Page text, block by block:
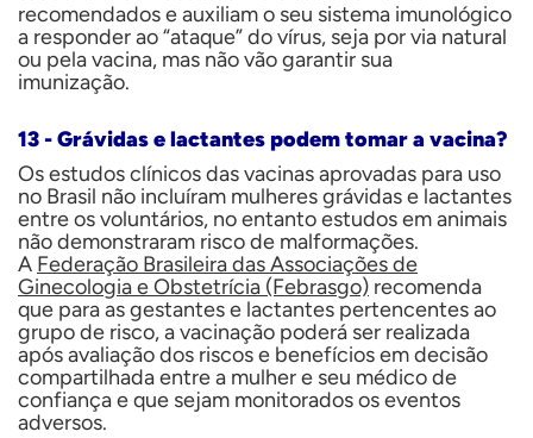
recomendados e auxiliam o seu sistema imunológico
a responder ao “ataque” do vírus, seja por via natural
ou pela vacina, mas não vão garantir sua
imunização.
13 - Grávidas e lactantes podem tomar a vacina?
Os estudos clínicos das vacinas aprovadas para uso
no Brasil não incluíram mulheres grávidas e lactantes
entre os voluntários, no entanto estudos em animais
não demonstraram risco de malformações.
A Federação Brasileira das Associações de
Ginecologia e Obstetrícia (Febrasgo) recomenda
que para as gestantes e lactantes pertencentes ao
grupo de risco, a vacinação poderá ser realizada
após avaliação dos riscos e benefícios em decisão
compartilhada entre a mulher e seu médico de
confiança e que sejam monitorados os eventos
adversos.